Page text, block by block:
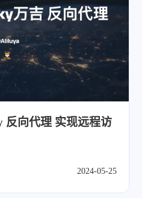
支付宝
反向代理 实现远程访
2024-05-25